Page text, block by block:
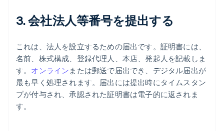
3. 会社法人等番号を提出する
これは、法人を設立するための届出です。証明書には、
名前、株式構成、登録代理人、本店、発起人を記載しま
す。 オンライン または郵送で届出でき、デジタル届出が
最も早く処理されます。届出には提出時にタイムスタン
プが付与され、承認された証明書は電子的に返されま
す。